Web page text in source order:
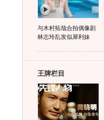
与木村拓哉合拍偶像剧
林志玲乱发似犀利妹
王牌栏目